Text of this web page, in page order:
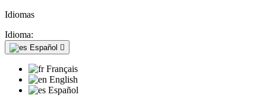
Idiomas
Idioma:
Español 
Français
English
Español